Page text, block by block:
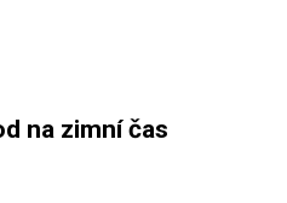
na zimní čas